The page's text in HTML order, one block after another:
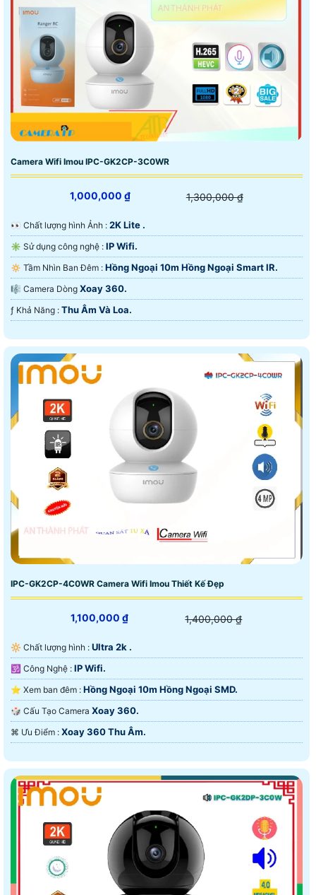
Camera Wifi Imou IPC-GK2CP-3C0WR
1,000,000 ₫ 1,300,000 ₫
️👀 Chất lượng hình Ảnh : 2K Lite .
✳️ Sử dụng công nghệ : IP Wifi.
🔅 Tầm Nhìn Ban Đêm : Hồng Ngoại 10m Hồng Ngoại Smart IR.
🎼️ Camera Dòng Xoay 360.
️ƒ Khả Năng : Thu Âm Và Loa.
IPC-GK2CP-4C0WR Camera Wifi Imou Thiết Kế Đẹp
1,100,000 ₫ 1,400,000 ₫
🔆 Chất lượng hình : Ultra 2k .
🕉️ Công Nghệ : IP Wifi.
⭐ Xem ban đêm : Hồng Ngoại 10m Hồng Ngoại SMD.
🎲 Cấu Tạo Camera Xoay 360.
️⌘ Ưu Điểm : Xoay 360 Thu Âm.